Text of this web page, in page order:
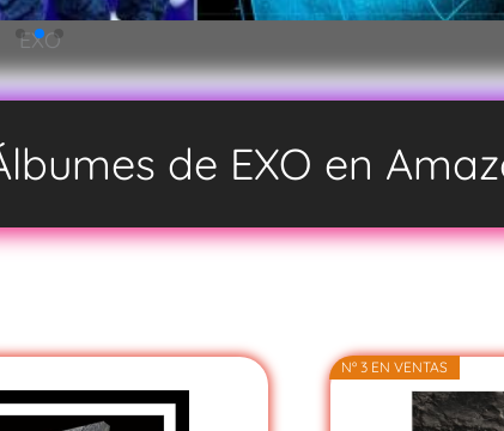
EXO
de EXO en
Nº 3 EN VENTAS